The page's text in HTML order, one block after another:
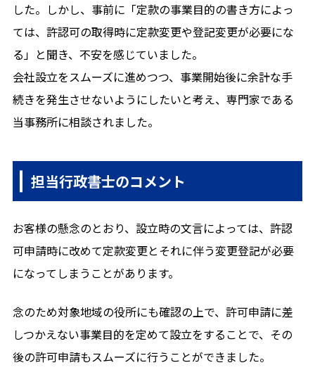
した。しかし、事前に「定款の事業目的の書き方によっ
ては、許認可の取得時に定款変更や登記変更が必要にな
る」と聞き、不安を感じていました。
会社設立をスムーズに進めつつ、事業開始後に余計な手
続きを発生させないようにしたいと考え、専門家である
当事務所に相談されました。
担当行政書士のコメント
お客様の懸念のとおり、設立時の文言によっては、許認
可申請時に改めて定款変更とそれに伴う変更登記が必要
になってしまうことがあります。
念のため対象地域の役所にも確認の上で、許可申請に差
しつかえない事業目的を定めて設立をすることで、その
後の許可申請もスムーズに行うことができました。
メールから相談する